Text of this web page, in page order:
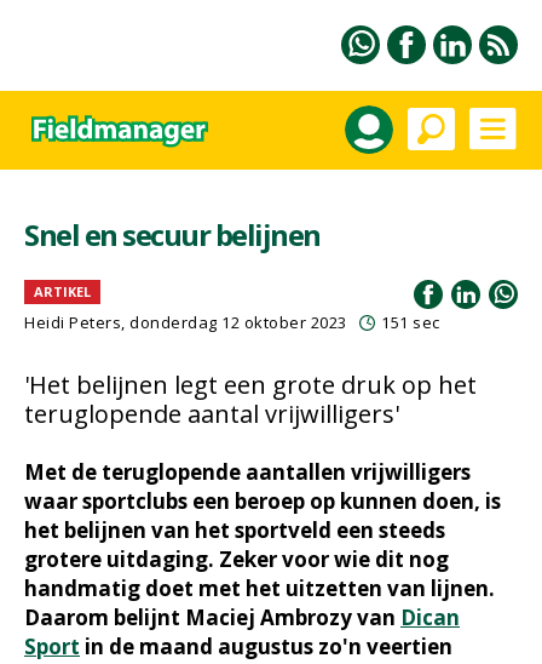
Snel en secuur belijnen
ARTIKEL
Heidi Peters, donderdag 12 oktober 2023 151 sec
'Het belijnen legt een grote druk op het
teruglopende aantal vrijwilligers'
Met de teruglopende aantallen vrijwilligers
waar sportclubs een beroep op kunnen doen, is
het belijnen van het sportveld een steeds
grotere uitdaging. Zeker voor wie dit nog
handmatig doet met het uitzetten van lijnen.
Daarom belijnt Maciej Ambrozy van Dican
Sport in de maand augustus zo'n veertien